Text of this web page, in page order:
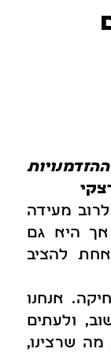
מעידה
אך היא גם
להציב
אנחנו
ולעתים
שרצינו,